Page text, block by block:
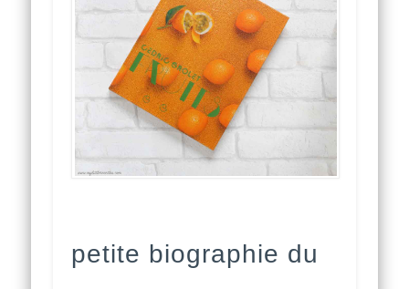
petite biographie du